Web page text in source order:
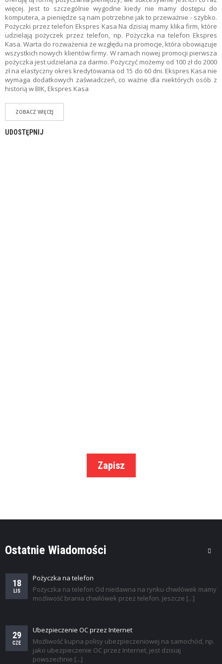
E
O
F
E
R
T
Y
C
H
W
L
Ó
więcej. Jest to szczególnie wygodne kiedy nie mamy dostępu do
komputera, a pieniędze są nam potrzebne jak to przeważnie - szybko.
Pożyczki przez telefon Ekspres Kasa Na dzisiaj mamy klika firm, które
udzielają pożyczek przez telefon, np. Pożyczka na telefon Ekspres
Kasa. Warta do rozważenia ze względu na promocje, która obowiązuje
wszystkich nowych klientów firmy. W ramach nowej promocji pierwsza
pożyczka jest udzielana za darmo. Pożyczyć możemy od 100 zł do 2000
zł na elastyczny okres kredytowania od 15 do 60 dni. Ekspres Kasa nie
wymaga dodatkowych zaświadczeń, co ważne dla niektórych osób z
historią w BIK, Ekspres Kasa
ZOBACZ WIĘCEJ
UDOSTĘPNIJ
Zapisz
Ostatnie Wiadomości
18
LIS
Pożyczka na telefon
Pożyczka na telefon Od niedawna na rynku chwilówek mamy
możliwość brania chwilówek przez telefon. Jeszcze [...]
29
CZE
Ubezpieczenie OC przez Internet
Możliwość kupna polisy ubezpieczeniowej na samochód, np.
jako ubezpieczenie OC przez Internet, jest dzisiaj
powszechnie [...]